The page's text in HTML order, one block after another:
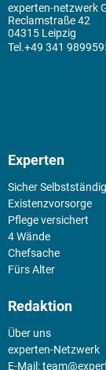
experten-netzwerk
Reclamstraße 42
04315 Leipzig
+49 341
Experten
Sicher Selbstständig
Existenz­vorsorge
Pflege versichert
4 Wände
Chefsache
Fürs Alter
Redaktion
Über uns
experten-Netzwerk
E-Mail: